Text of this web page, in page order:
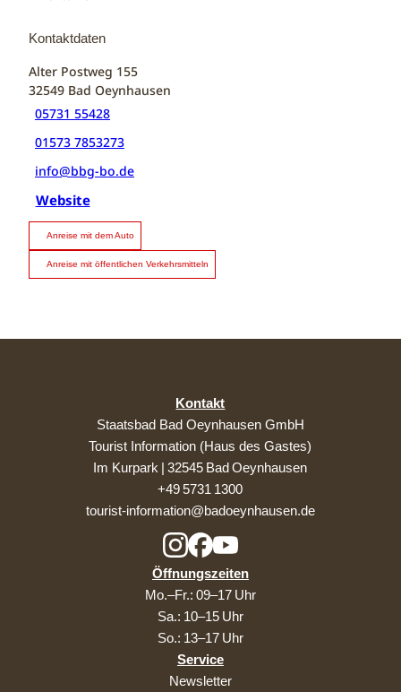
Kontaktdaten
Alter Postweg 155
32549 Bad Oeynhausen
05731 55428
01573 7853273
info@bbg-bo.de
Website
Anreise mit dem Auto
Anreise mit öffentlichen Verkehrsmitteln
Kontakt
Staatsbad Bad Oeynhausen GmbH
Tourist Information (Haus des Gastes)
Im Kurpark | 32545 Bad Oeynhausen
+49 5731 1300
tourist-information@badoeynhausen.de
Öffnungszeiten
Mo.–Fr.: 09–17 Uhr
Sa.: 10–15 Uhr
So.: 13–17 Uhr
Service
Newsletter